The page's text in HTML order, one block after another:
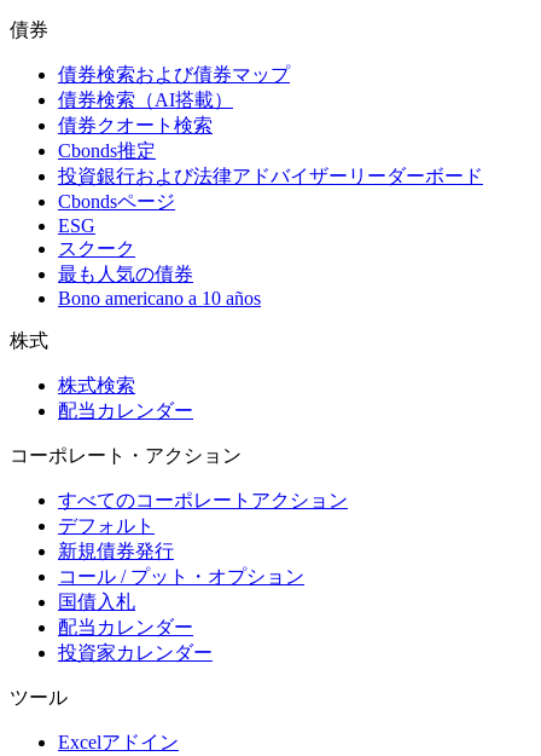
債券
債券検索および債券マップ
債券検索（AI搭載）
債券クオート検索
Cbonds推定
投資銀行および法律アドバイザーリーダーボード
Cbondsページ
ESG
スクーク
最も人気の債券
Bono americano a 10 años
株式
株式検索
配当カレンダー
コーポレート・アクション
すべてのコーポレートアクション
デフォルト
新規債券発行
コール / プット・オプション
国債入札
配当カレンダー
投資家カレンダー
ツール
Excelアドイン